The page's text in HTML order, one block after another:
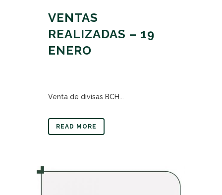
VENTAS
REALIZADAS – 19
ENERO
Venta de divisas BCH...
READ MORE